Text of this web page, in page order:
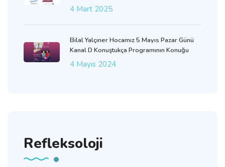
4 Mart 2025
Bilal Yalçıner Hocamız 5 Mayıs Pazar Günü
Kanal D Konuştukça Programının Konuğu
4 Mayıs 2024
Refleksoloji